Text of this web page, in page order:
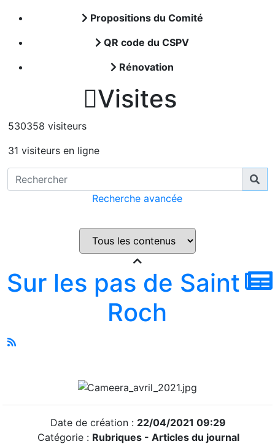
Propositions du Comité
QR code du CSPV
Rénovation
Visites
530358 visiteurs
31 visiteurs en ligne
Recherche avancée
Sur les pas de Saint
Roch
Date de création : 22/04/2021 09:29
Catégorie : Rubriques - Articles du journal